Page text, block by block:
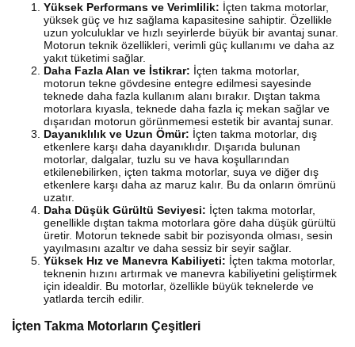
Yüksek Performans ve Verimlilik: İçten takma motorlar,
yüksek güç ve hız sağlama kapasitesine sahiptir. Özellikle
uzun yolculuklar ve hızlı seyirlerde büyük bir avantaj sunar.
Motorun teknik özellikleri, verimli güç kullanımı ve daha az
yakıt tüketimi sağlar.
Daha Fazla Alan ve İstikrar: İçten takma motorlar,
motorun tekne gövdesine entegre edilmesi sayesinde
teknede daha fazla kullanım alanı bırakır. Dıştan takma
motorlara kıyasla, teknede daha fazla iç mekan sağlar ve
dışarıdan motorun görünmemesi estetik bir avantaj sunar.
Dayanıklılık ve Uzun Ömür: İçten takma motorlar, dış
etkenlere karşı daha dayanıklıdır. Dışarıda bulunan
motorlar, dalgalar, tuzlu su ve hava koşullarından
etkilenebilirken, içten takma motorlar, suya ve diğer dış
etkenlere karşı daha az maruz kalır. Bu da onların ömrünü
uzatır.
Daha Düşük Gürültü Seviyesi: İçten takma motorlar,
genellikle dıştan takma motorlara göre daha düşük gürültü
üretir. Motorun teknede sabit bir pozisyonda olması, sesin
yayılmasını azaltır ve daha sessiz bir seyir sağlar.
Yüksek Hız ve Manevra Kabiliyeti: İçten takma motorlar,
teknenin hızını artırmak ve manevra kabiliyetini geliştirmek
için idealdir. Bu motorlar, özellikle büyük teknelerde ve
yatlarda tercih edilir.
İçten Takma Motorların Çeşitleri